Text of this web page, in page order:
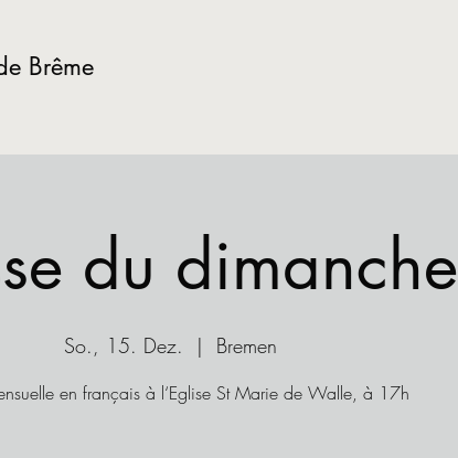
Brême
du dimanche
So., 15. Dez.
  |
Bremen
en français à l‘Eglise St Marie de Walle, à 17h